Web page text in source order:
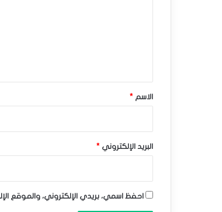
ل
ا
م
ا
ت
ا
*الاسم *
البريد الإلكتروني *
احفظ اسمي، بريدي الإلكتروني، والموقع